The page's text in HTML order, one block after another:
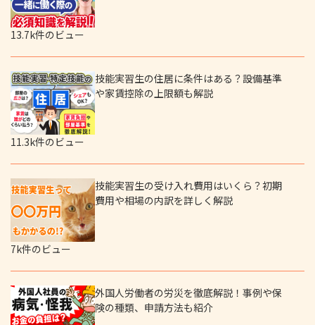
13.7k件のビュー
技能実習生の住居に条件はある？設備基準
や家賃控除の上限額も解説
11.3k件のビュー
技能実習生の受け入れ費用はいくら？初期
費用や相場の内訳を詳しく解説
7k件のビュー
外国人労働者の労災を徹底解説！事例や保
険の種類、申請方法も紹介